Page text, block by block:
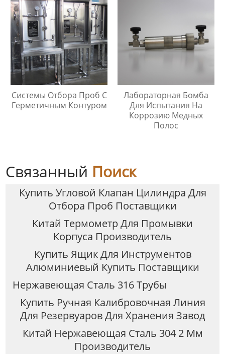
Системы Отбора Проб С
Герметичным Контуром
Лабораторная Бомба
Для Испытания На
Коррозию Медных
Полос
Связанный Поиск
Купить Угловой Клапан Цилиндра Для
Отбора Проб Поставщики
Китай Термометр Для Промывки
Корпуса Производитель
Купить Ящик Для Инструментов
Алюминиевый Купить Поставщики
Нержавеющая Сталь 316 Трубы
Купить Ручная Калибровочная Линия
Для Резервуаров Для Хранения Завод
Китай Нержавеющая Сталь 304 2 Мм
Производитель